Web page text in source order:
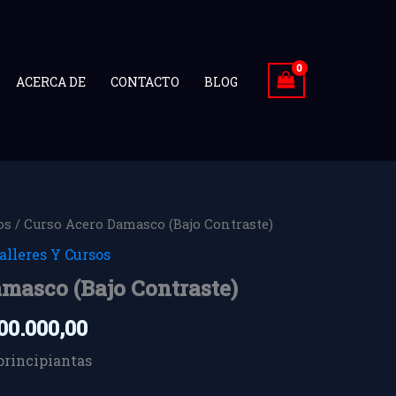
ACERCA DE CONTACTO BLOG
/ Curso Acero Damasco (Bajo Contraste)
Y Cursos
(Bajo Contraste)
El
precio
actual
es:
$ 800.000,00.